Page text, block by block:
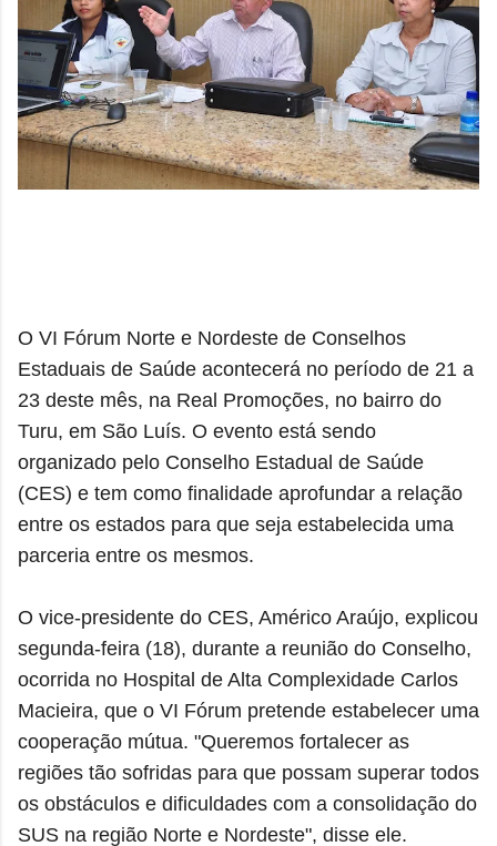
O VI Fórum Norte e Nordeste de Conselhos
Estaduais de Saúde acontecerá no período de 21 a
23 deste mês, na Real Promoções, no bairro do
Turu, em São Luís. O evento está sendo
organizado pelo Conselho Estadual de Saúde
(CES) e tem como finalidade aprofundar a relação
entre os estados para que seja estabelecida uma
parceria entre os mesmos.
O vice-presidente do CES, Américo Araújo, explicou
segunda-feira (18), durante a reunião do Conselho,
ocorrida no Hospital de Alta Complexidade Carlos
Macieira, que o VI Fórum pretende estabelecer uma
cooperação mútua. "Queremos fortalecer as
regiões tão sofridas para que possam superar todos
os obstáculos e dificuldades com a consolidação do
SUS na região Norte e Nordeste", disse ele.